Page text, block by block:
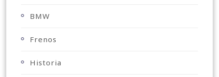
BMW
Frenos
Historia